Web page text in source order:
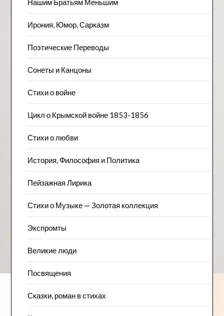
Нашим Братьям Меньшим
Ирония, Юмор, Сарказм
Поэтические Переводы
Сонеты и Канцоны
Стихи о войне
Цикл о Крымской войне 1853-1856
Стихи о любви
История, Философия и Политика
Пейзажна​я Лирика
Стихи о Музыке — Золотая коллекция
Экспромты
Великие люди
Посвящения
Сказки, роман в стихах